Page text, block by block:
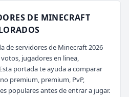
DE MINECRAFT
de servidores de Minecraft 2026
votos, jugadores en linea,
portada te ayuda a comparar
premium, premium, PvP,
populares antes de entrar a jugar.